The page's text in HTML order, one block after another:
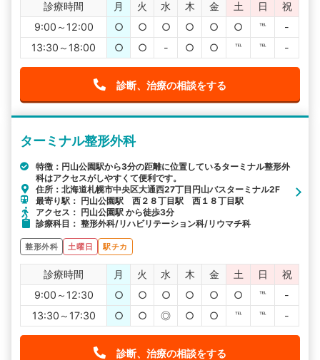
診療時間 月 火 水 木 金 土 日
祝
9:00～12:00
○ ○ ○ ○ ○ ○ ℡
-
13:30～18:00
○ ○ - ○ ○ ℡ ℡ -
診断、治療の相談をする
ターミナル整形外科
特徴：円山公園駅から3分の距離に位置しているターミナル整形外
科はアクセスがしやすくて便利です。
住所：北海道札幌市中央区大通西27丁目円山バスターミナル2F
最寄り駅： 円山公園駅 西２８丁目駅 西１８丁目駅
アクセス： 円山公園駅 から徒歩3分
診療科目： 整形外科/リハビリテーション科/リウマチ科
整形外科 土曜日 駅チカ
診療時間 月 火 水 木 金 土 日
祝
9:00～12:30
○ ○ ○ ○ ○ ○ ℡
-
13:30～17:30
○ ○ ◎ ○ ○ ℡ ℡ -
診断、治療の相談をする